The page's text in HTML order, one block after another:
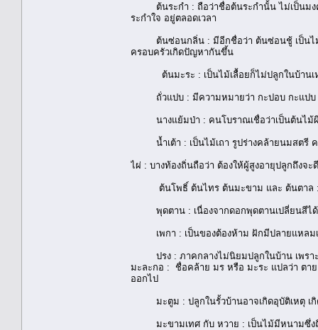
ต้นระกำ : ถือว่าชื่อต้นระกำนั้น ไม่เป็นมงค
ระกำใจ อยู่ตลอดเวลา
ต้นซ่อนกลิ่น : มีอีกชื่อว่า ต้นซ่อนชู้ เป็นไม้ที่
ครอบครัวเกิดปัญหากันขึ้น
ต้นมะระ : เป็นไม้เลื้อยก็ไม่ปลูกในบ้านเ
ถั่วแปบ : มีความหมายว่า กะปอบ กะแปบ แ
นางแย้มป่า : คนโบราณเชื่อว่าเป็นต้นไม้ผีสิ
น้ำเต้า : เป็นไม้เถา รูปร่างคล้ายนมสตรี
ไผ่ : บางท้องถิ่นถือว่า ต้องให้ผู้สูงอายุปลูกถึงจ
ต้นโพธิ์ ต้นไทร ต้นมะขาม และ ต้นตาล :
พุดตาน : เนื่องจากดอกพุดตานเปลี่ยนสีได้ต
เพกา : เป็นของต้องห้าม ฝักมีปลายแหลมเ
ปรง : ภาคกลางไม่นิยมปลูกในบ้าน เพราะ
มะละกอ : ชื่อคล้าย มร หรือ มะระ แปลว่า ตา
ออกไป
มะตูม : ปลูกในรั้วบ้านอาจเกิดอุบัติเหตุ เ
มะขามเทศ กับ หวาย : เป็นไม้มีหนามซึ่งถือ